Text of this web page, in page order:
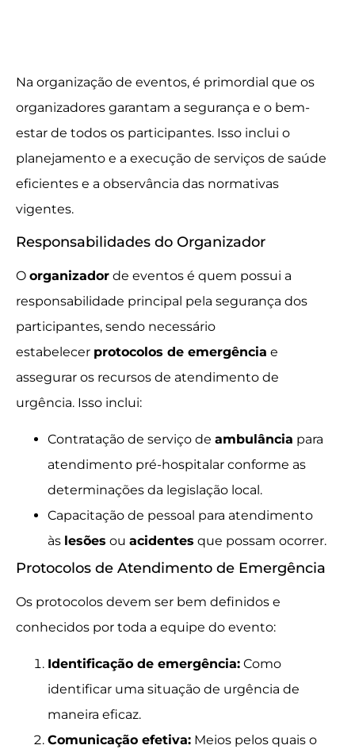
Na organização de eventos, é primordial que os
organizadores garantam a segurança e o bem-
estar de todos os participantes. Isso inclui o
planejamento e a execução de serviços de saúde
eficientes e a observância das normativas
vigentes.
Responsabilidades do Organizador
O organizador de eventos é quem possui a
responsabilidade principal pela segurança dos
participantes, sendo necessário
estabelecer protocolos de emergência e
assegurar os recursos de atendimento de
urgência. Isso inclui:
Contratação de serviço de ambulância para
atendimento pré-hospitalar conforme as
determinações da legislação local.
Capacitação de pessoal para atendimento
às lesões ou acidentes que possam ocorrer.
Protocolos de Atendimento de Emergência
Os protocolos devem ser bem definidos e
conhecidos por toda a equipe do evento:
Identificação de emergência: Como
identificar uma situação de urgência de
maneira eficaz.
Comunicação efetiva: Meios pelos quais o